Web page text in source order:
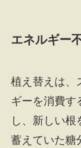
エネルギー
植え替えは、
ギーを消費す
し、新しい根
蓄えていた糖